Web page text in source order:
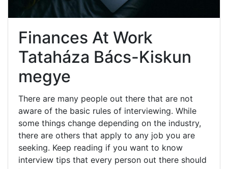
Finances At Work
Tataháza Bács-Kiskun
megye
There are many people out there that are not
aware of the basic rules of interviewing. While
some things change depending on the industry,
there are others that apply to any job you are
seeking. Keep reading if you want to know
interview tips that every person out there should